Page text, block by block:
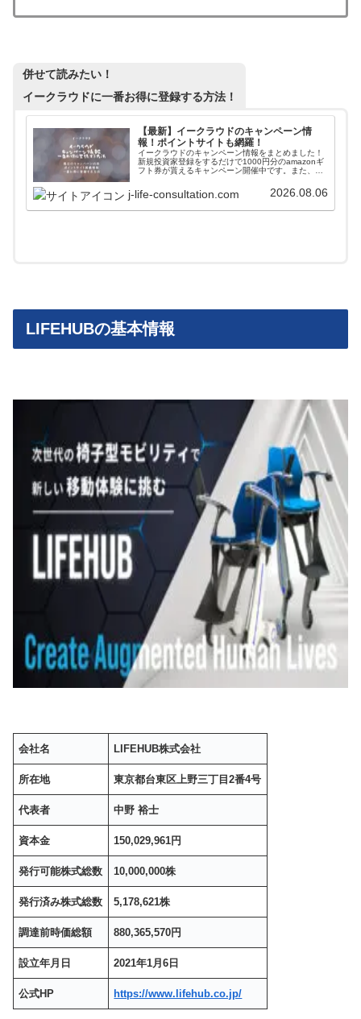
併せて読みたい！
イークラウドに一番お得に登録する方法！
【最新】イークラウドのキャンペーン情
報！ポイントサイトも網羅！
イークラウドのキャンペーン情報をまとめました！
新規投資家登録をするだけで1000円分のamazonギ
フト券が貰えるキャンペーン開催中です。また、各
しています。イークラウドに一番お得に登録しまし
ょう。
j-life-consultation.com 2026.08.06
LIFEHUBの基本情報
会社名 LIFEHUB株式会社
所在地 東京都台東区上野三丁目2番4号
代表者 中野 裕士
資本金 150,029,961円
発行可能株式総数 10,000,000株
発行済み株式総数 5,178,621株
調達前時価総額 880,365,570円
設立年月日 2021年1月6日
公式HP https://www.lifehub.co.jp/